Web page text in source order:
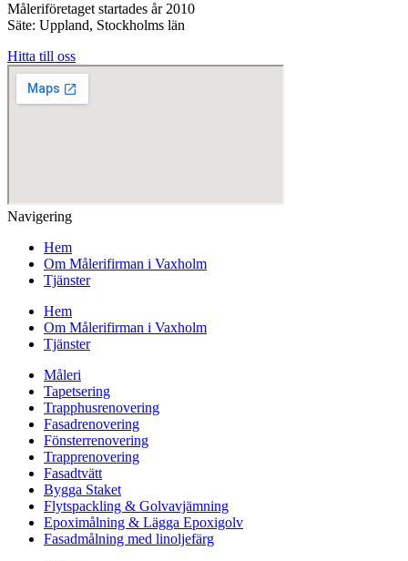
Måleriföretaget startades år 2010
Säte: Uppland, Stockholms län
Hitta till oss
Navigering
Hem
Om Målerifirman i Vaxholm
Tjänster
Hem
Om Målerifirman i Vaxholm
Tjänster
Måleri
Tapetsering
Trapphusrenovering
Fasadrenovering
Fönsterrenovering
Trapprenovering
Fasadtvätt
Bygga Staket
Flytspackling & Golvavjämning
Epoximålning & Lägga Epoxigolv
Fasadmålning med linoljefärg